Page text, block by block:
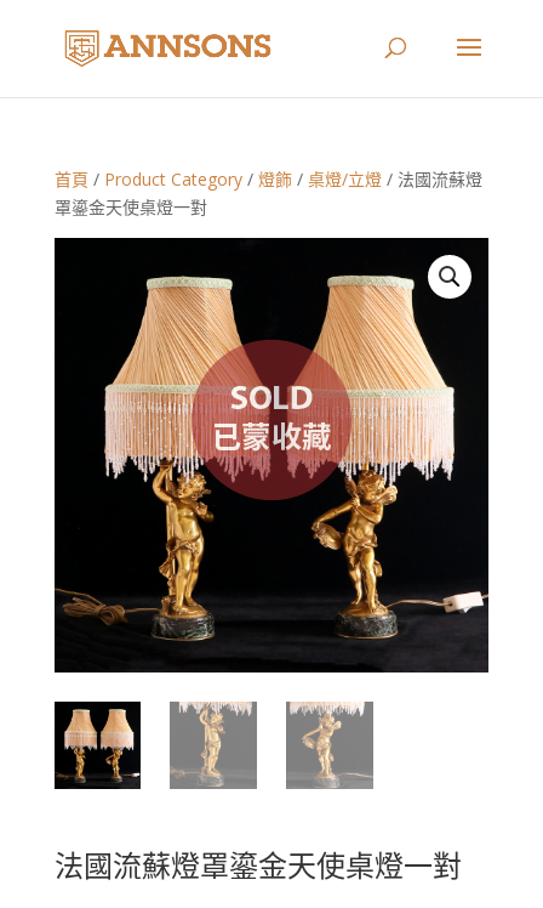
首頁 / Product Category/ 燈飾/ 桌燈/立燈/ 法國流蘇燈
罩鎏金天使桌燈一對
法國流蘇燈罩鎏金天使桌燈一對